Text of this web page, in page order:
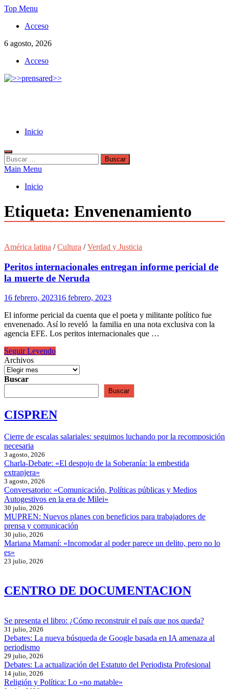
Skip
content
Top Menu
Acceso
6 agosto, 2026
Acceso
Inicio
Buscar:
Main Menu
Inicio
Etiqueta: Envenenamiento
América latina /Cultura /Verdad y Justicia
Peritos internacionales entregan informe pericial de
la muerte de Neruda
16 febrero, 202316 febrero, 2023
El informe pericial da cuenta que el poeta y militante político fue
envenenado. Así lo reveló la familia en una nota exclusiva con la
agencia EFE. Los peritos internacionales que …
Peritos
internacionales
entregan
informe
pericial
de
muerte
Neruda
Seguir Leyendo
Archivos
Buscar
Buscar
CISPREN
Cierre de escalas salariales: seguimos luchando por la recomposición
necesaria
3 agosto, 2026
Charla-Debate: «El despojo de la Soberanía: la embestida
extranjera»
3 agosto, 2026
Conversatorio: «Comunicación, Políticas públicas y Medios
Autogestivos en la era de Milei»
30 julio, 2026
MUPREN: Nuevos planes con beneficios para trabajadores de
prensa y comunicación
30 julio, 2026
Mariana Mamaní: «Incomodar al poder parece un delito, pero no lo
es»
23 julio, 2026
CENTRO DE DOCUMENTACION
Se presenta el libro: ¿Cómo reconstruir el país que nos queda?
31 julio, 2026
Debates: La nueva búsqueda de Google basada en IA amenaza al
periodismo
29 julio, 2026
Debates: La actualización del Estatuto del Periodista Profesional
14 julio, 2026
Religión y Política: Lo «no matable»